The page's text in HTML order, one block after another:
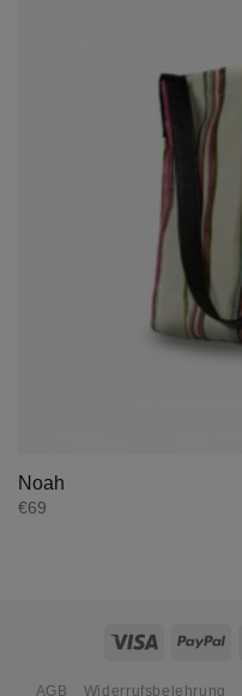
Noah
€69
AGB Widerrufsbelehrung